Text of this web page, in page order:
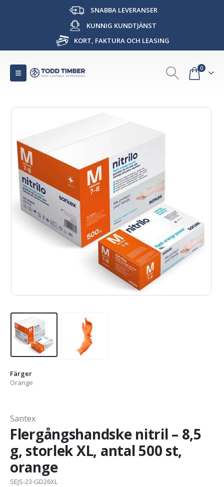
SNABBA LEVERANSER
KUNNIG KUNDTJÄNST
KORT, FAKTURA OCH LEASING
0
Färger
Orange
Santex
Flergångshandske nitril – 8,5
g, storlek XL, antal 500 st,
orange
SEJS-23-GD26XL